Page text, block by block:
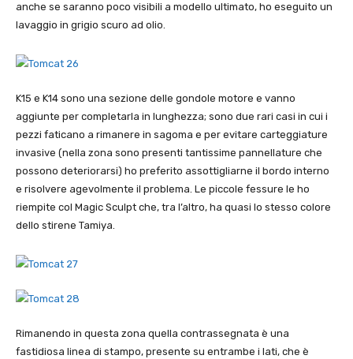
anche se saranno poco visibili a modello ultimato, ho eseguito un
lavaggio in grigio scuro ad olio.
K15 e K14 sono una sezione delle gondole motore e vanno
aggiunte per completarla in lunghezza; sono due rari casi in cui i
pezzi faticano a rimanere in sagoma e per evitare carteggiature
invasive (nella zona sono presenti tantissime pannellature che
possono deteriorarsi) ho preferito assottigliarne il bordo interno
e risolvere agevolmente il problema. Le piccole fessure le ho
riempite col Magic Sculpt che, tra l’altro, ha quasi lo stesso colore
dello stirene Tamiya.
Rimanendo in questa zona quella contrassegnata è una
fastidiosa linea di stampo, presente su entrambe i lati, che è